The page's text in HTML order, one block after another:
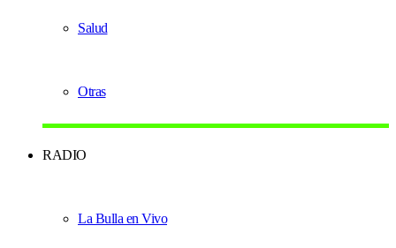
Salud
Otras
RADIO
La Bulla en Vivo